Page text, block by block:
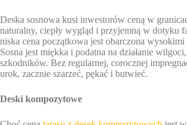
Deska sosnowa kusi inwestorów ceną w
naturalny, ciepły wygląd i przyjemną w dotyku
niska cena początkowa jest obarczona
Sosna jest miękka i podatna na działanie wilgoci,
szkodników. Bez regularnej, corocznej
urok, zacznie szarzeć, pękać i butwieć.
Deski kompozytowe